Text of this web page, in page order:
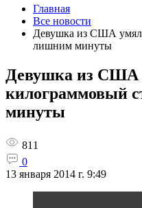
Главная
Все новости
Девушка из США
лишним минуты
Девушка из США
килограммовый
минуты
811
0
13 января 2014 г. 9:49